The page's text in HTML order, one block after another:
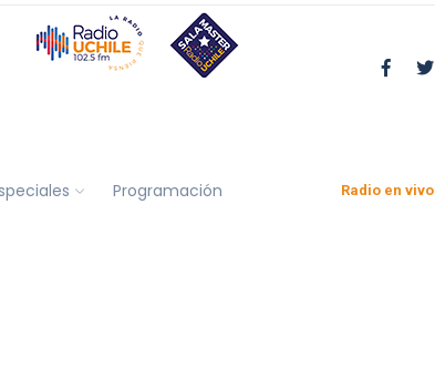
Programación Radio en vivo